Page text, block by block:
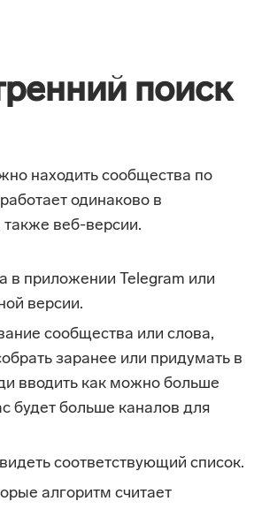
поиск
находить сообщества по
одинаково в
веб-версии.
в приложении Telegram или
версии.
сообщества или слова,
заранее или придумать в
вводить как можно больше
будет больше каналов для
соответствующий список.
алгоритм считает